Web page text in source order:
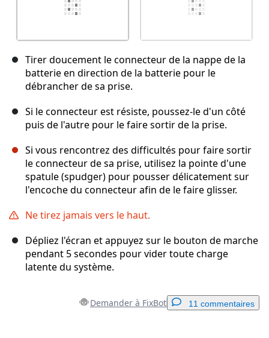
Tirer doucement le connecteur de la nappe de la
batterie en direction de la batterie pour le
débrancher de sa prise.
Si le connecteur est résiste, poussez-le d'un côté
puis de l'autre pour le faire sortir de la prise.
Si vous rencontrez des difficultés pour faire sortir
le connecteur de sa prise, utilisez la pointe d'une
spatule (spudger) pour pousser délicatement sur
l'encoche du connecteur afin de le faire glisser.
Ne tirez jamais vers le haut.
Dépliez l'écran et appuyez sur le bouton de marche
pendant 5 secondes pour vider toute charge
latente du système.
Demander à FixBot 11 commentaires